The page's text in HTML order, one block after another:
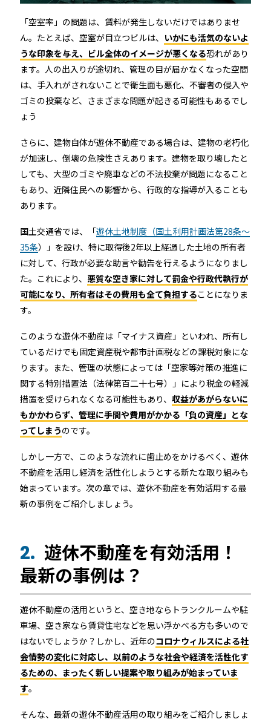
「空室率」の問題は、賃料が発生しないだけではありませ
ん。たとえば、空室が目立つビルは、 いかにも活気のないよ
うな印象を与え、ビル全体のイメージが悪くなる恐れがあり
ます。人の出入りが途切れ、管理の目が届かなくなった空間
は、手入れがされないことで衛生面も悪化、不審者の侵入や
ゴミの投棄など、さまざまな問題が起きる可能性もあるでし
ょう
さらに、建物自体が遊休不動産である場合は、建物の老朽化
が加速し、倒壊の危険性さえあります。建物を取り壊したと
しても、大型のゴミや廃車などの不法投棄が問題になること
もあり、近隣住民への影響から、行政的な指導が入ることも
あります。
国土交通省では、「遊休土地制度（国土利用計画法第28条～
35条）」を設け、特に取得後2年以上経過した土地の所有者
に対して、行政が必要な助言や勧告を行えるようになりまし
た。これにより、 悪質な空き家に対して罰金や行政代執行が
可能になり、所有者はその費用も全て負担することになりま
す。
このような遊休不動産は「マイナス資産」といわれ、所有し
ているだけでも固定資産税や都市計画税などの課税対象にな
ります。また、管理の状態によっては「空家等対策の推進に
関する特別措置法（法律第百二十七号）」により税金の軽減
措置を受けられなくなる可能性もあり、 収益があがらないに
もかかわらず、管理に手間や費用がかかる「負の資産」とな
ってしまうのです。
しかし一方で、このような流れに歯止めをかけるべく、遊休
不動産を活用し経済を活性化しようとする新たな取り組みも
始まっています。次の章では、遊休不動産を有効活用する最
新の事例をご紹介しましょう。
2. 遊休不動産を有効活用！
最新の事例は？
遊休不動産の活用というと、空き地ならトランクルームや駐
車場、空き家なら賃貸住宅などを思い浮かべる方も多いので
はないでしょうか？しかし、近年のコロナウィルスによる社
会情勢の変化に対応し、以前のような社会や経済を活性化す
るための、まったく新しい提案や取り組みが始まっていま
す。
そんな、最新の遊休不動産活用の取り組みをご紹介しましょ
店舗
オフィス
公共施設
運用イメージ
近畿
中国
四国
九州
沖縄